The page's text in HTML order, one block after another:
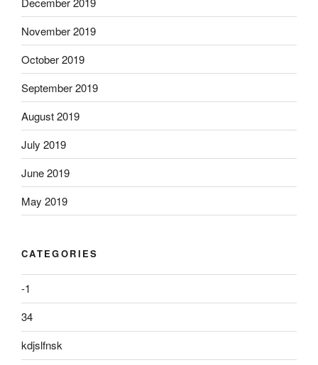
November 2019
October 2019
September 2019
August 2019
July 2019
June 2019
May 2019
CATEGORIES
-1
34
kdjslfnsk